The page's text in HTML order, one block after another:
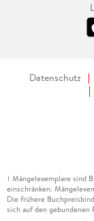
Datenschutz
1 Mängelexemplare sind
einschränken.
Die frühere
sich auf den gebundenen